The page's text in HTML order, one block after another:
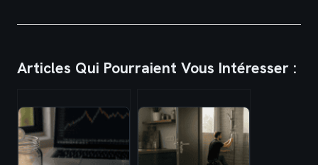
Articles Qui Pourraient Vous Intéresser :